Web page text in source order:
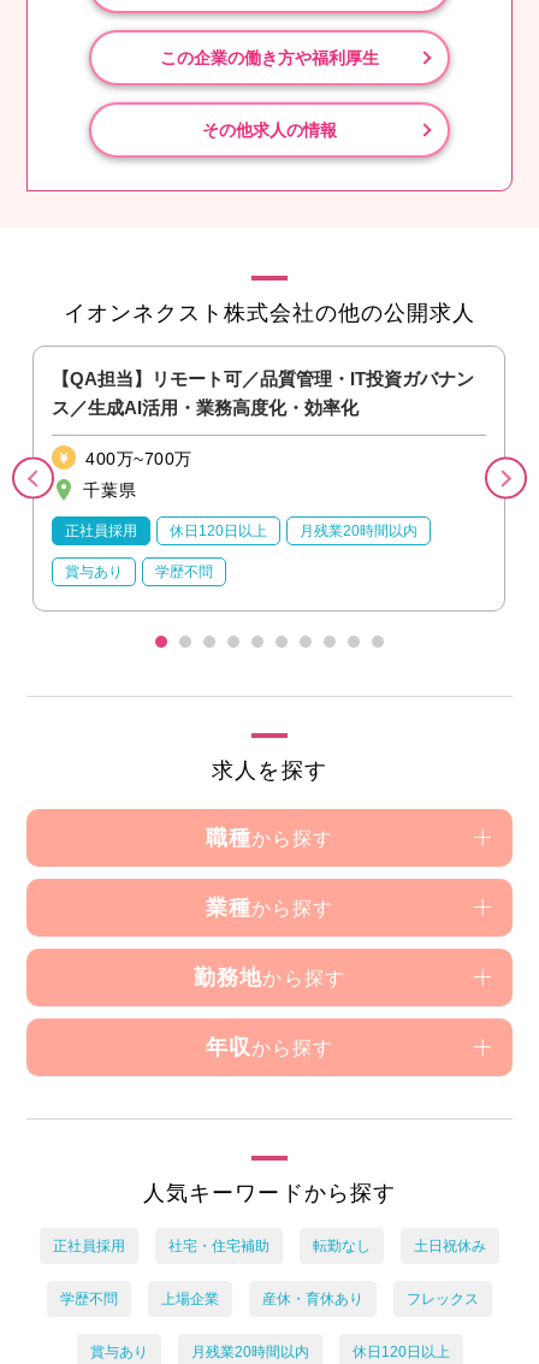
この企業の働き方や福利厚生
その他求人の情報
イオンネクスト株式会社の他の公開求人
【QA担当】リモート可／品質管理・IT投資ガバナン
ス／生成AI活用・業務高度化・効率化
400万~700万
千葉県
正社員採用 休日120日以上 月残業20時間以内
賞与あり 学歴不問
求人を探す
職種から探す
業種から探す
勤務地から探す
年収 から探す
人気キーワードから探す
正社員採用 社宅・住宅補助 転勤なし 土日祝休み
学歴不問 上場企業 産休・育休あり フレックス
賞与あり 月残業20時間以内 休日120日以上